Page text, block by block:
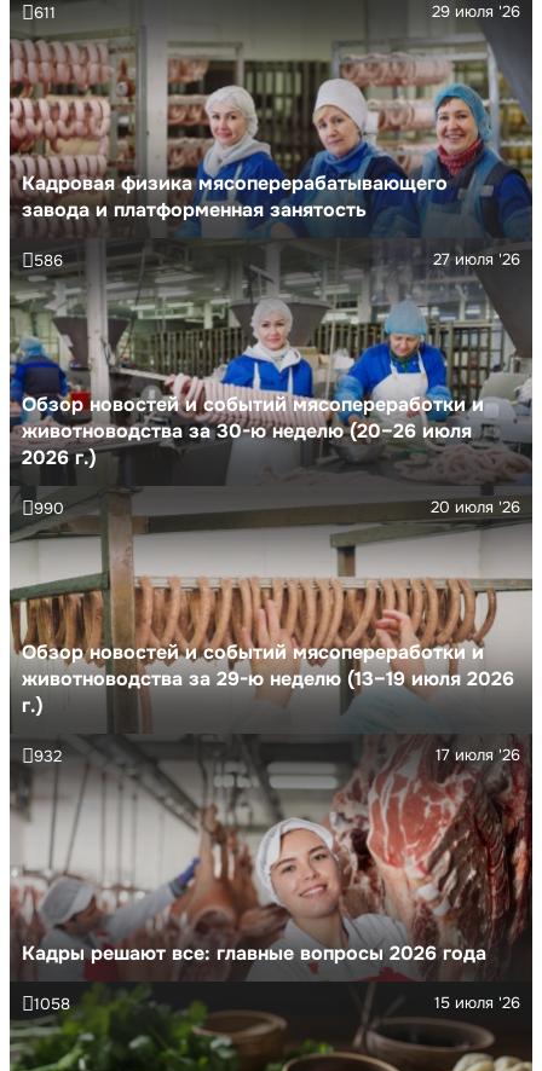
Кадровая физика мясоперерабатывающего
завода и платформенная занятость
29 июля '26
611
Обзор новостей и событий мясопереработки и
животноводства за 30-ю неделю (20–26 июля
2026 г.)
27 июля '26
586
Обзор новостей и событий мясопереработки и
животноводства за 29-ю неделю (13–19 июля 2026
г.)
20 июля '26
990
Кадры решают все: главные вопросы 2026 года
17 июля '26
932
15 июля '26
1058